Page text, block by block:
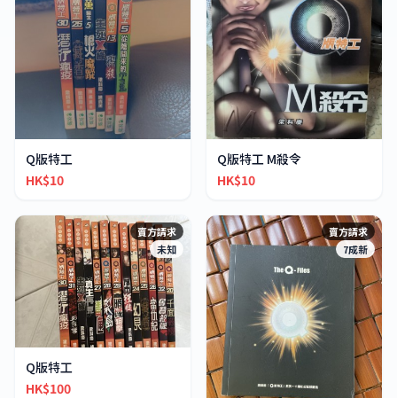
Q版特工
HK$10
Q版特工 M殺令
HK$10
賣方請求
未知
Q版特工
HK$100
賣方請求
7成新